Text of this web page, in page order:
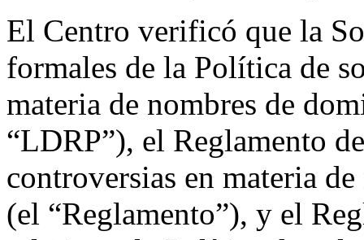
El Centro verificó que la
formales de la Política de
materia de nombres de
“LDRP”), el Reglamento
controversias en materia
(el “Reglamento”), y el